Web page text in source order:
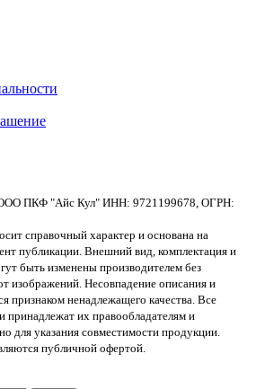
ПКФ "Айс Кул" ИНН: 9721199678, ОГРН:
справочный характер и основана на
публикации. Внешний вид, комплектация и
быть изменены производителем без
изображений. Несовпадение описания и
признаком ненадлежащего качества. Все
принадлежат их правообладателям и
для указания совместимости продукции.
публичной офертой.